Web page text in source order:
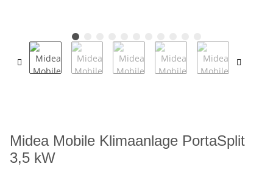
Midea Mobile Klimaanlage PortaSplit
3,5 kW